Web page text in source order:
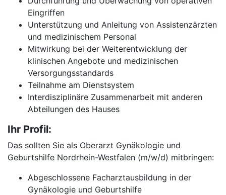
Eingriffen
Unterstützung und Anleitung von Assistenzärzten
und medizinischem Personal
Mitwirkung bei der Weiterentwicklung der
klinischen Angebote und medizinischen
Versorgungsstandards
Teilnahme am Dienstsystem
Interdisziplinäre Zusammenarbeit mit anderen
Abteilungen des Hauses
Ihr Profil:
Das sollten Sie als Oberarzt Gynäkologie und
Geburtshilfe Nordrhein-Westfalen (m/w/d) mitbringen:
Abgeschlossene Facharztausbildung in der
Gynäkologie und Geburtshilfe